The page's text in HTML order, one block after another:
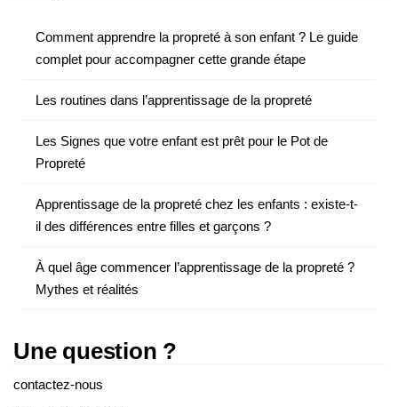
Comment apprendre la propreté à son enfant ? Le guide
complet pour accompagner cette grande étape
Les routines dans l’apprentissage de la propreté
Les Signes que votre enfant est prêt pour le Pot de
Propreté
Apprentissage de la propreté chez les enfants : existe-t-
il des différences entre filles et garçons ?
À quel âge commencer l’apprentissage de la propreté ?
Mythes et réalités
Une question ?
contactez-nous